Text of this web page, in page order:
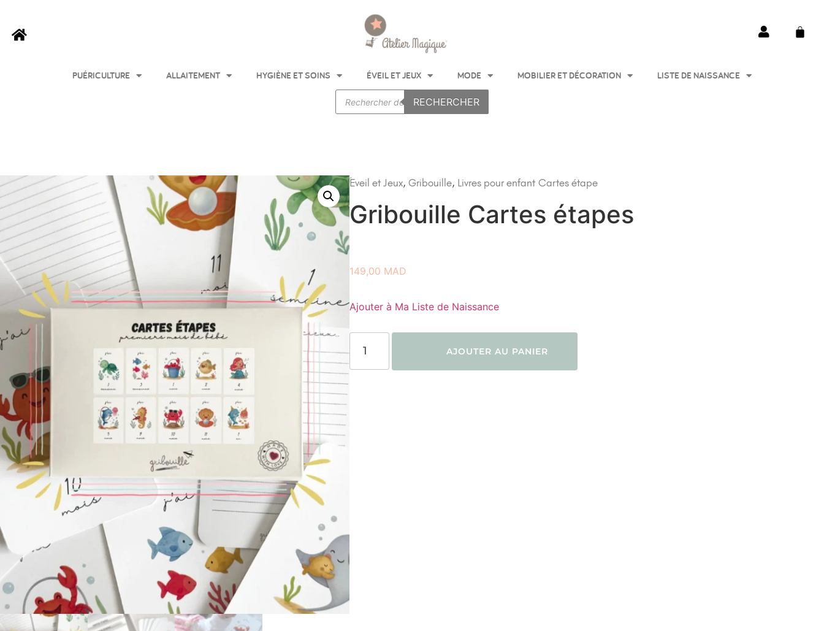
PUÉRICULTURE ALLAITEMENT HYGIÈNE ET SOINS ÉVEIL ET JEUX MODE MOBILIER ET DÉCORATION LISTE DE NAISSANCE
RECHERCHER
Éveil et Jeux, Gribouille, Livres pour enfant Cartes étape
Gribouille Cartes étapes
149,00 MAD
Ajouter à Ma Liste de Naissance
AJOUTER AU PANIER